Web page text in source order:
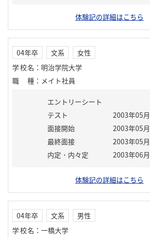
体験記の詳細はこちら
04年卒 文系
女性
学校名 ： 明治学院大学
職種 ： メイト社員
エントリーシート
テスト
2003年05月
面接開始
2003年05月
最終面接
2003年05月
内定・内々定
2003年06月
体験記の詳細はこちら
04年卒 文系
男性
学校名 ： 一橋大学